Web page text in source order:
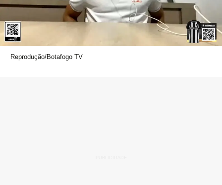
Reprodução/Botafogo TV